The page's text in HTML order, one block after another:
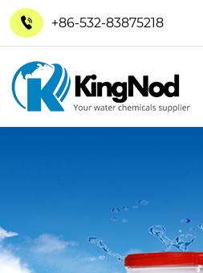
 +86-532-83875218